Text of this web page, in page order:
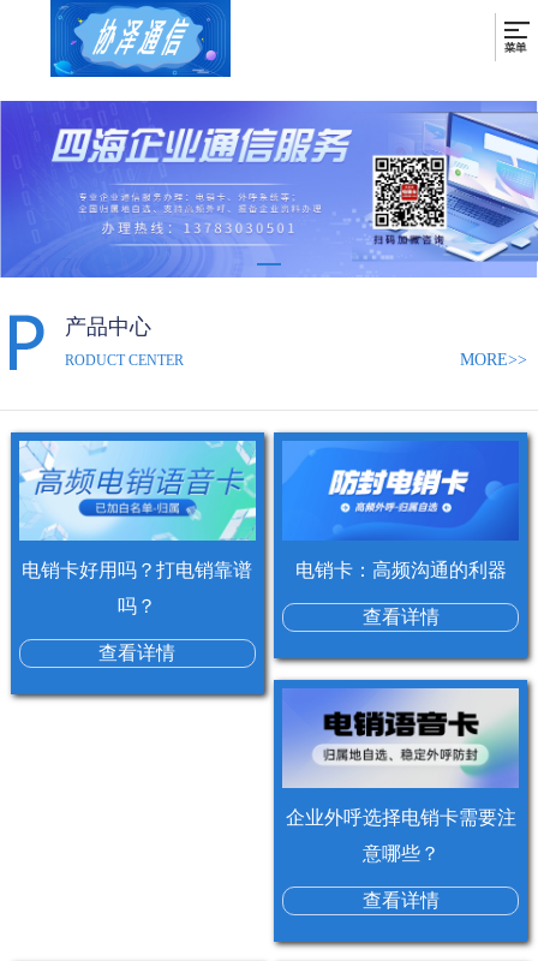
产品中心
RODUCT CENTER MORE>>
电销卡好用吗？打电销靠谱
吗？
查看详情
电销卡：高频沟通的利器
查看详情
企业外呼选择电销卡需要注
意哪些？
查看详情